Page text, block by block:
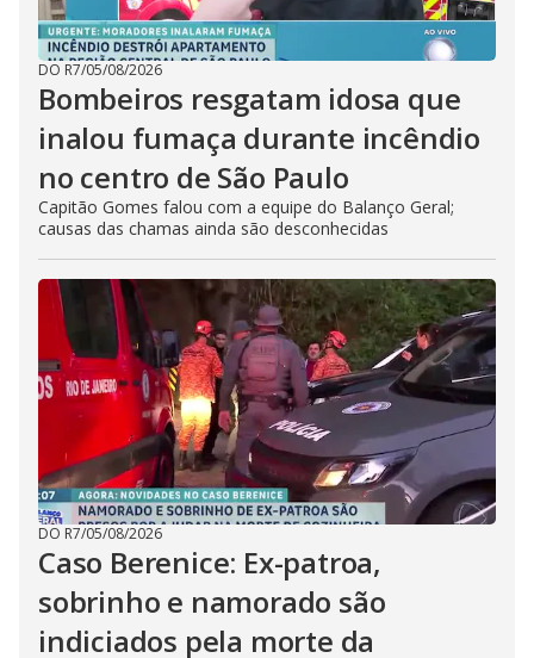
DO R7/05/08/2026
Bombeiros resgatam idosa que
inalou fumaça durante incêndio
no centro de São Paulo
Capitão Gomes falou com a equipe do Balanço Geral;
causas das chamas ainda são desconhecidas
DO R7/05/08/2026
Caso Berenice: Ex-patroa,
sobrinho e namorado são
indiciados pela morte da